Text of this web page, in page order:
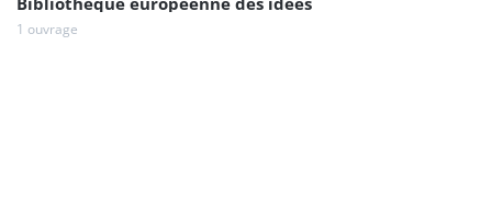
1 ouvrage